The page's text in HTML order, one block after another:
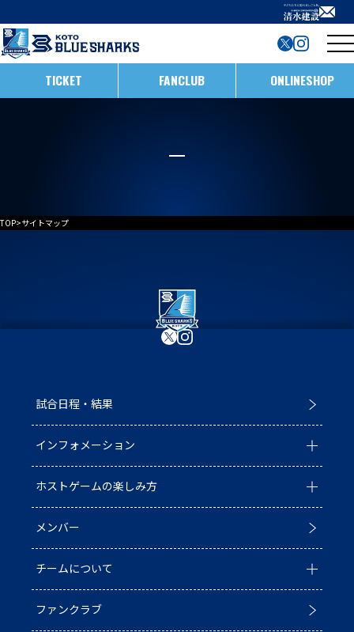
TICKET FANCLUB ONLINESHOP
TOP>サイトマップ
ホストゲーム最終
青鮫祭り2026
第4戦ホストゲーム
第3戦ホストゲーム
第2戦ホストゲーム
第1戦ホストゲーム
チーム情報
ホストのご案内
ACADEMY
チケット
パートナー
パートナー一覧
お問い合わせ
試合日程・結果
インフォメーション
全ての記事
イベント
お知らせ
試合情報
ホストゲームの楽しみ方
ホストゲームについて
D1/D2入替戦
ホストゲーム最終
メンバー
チームについて
チーム情報
ファンクラブ